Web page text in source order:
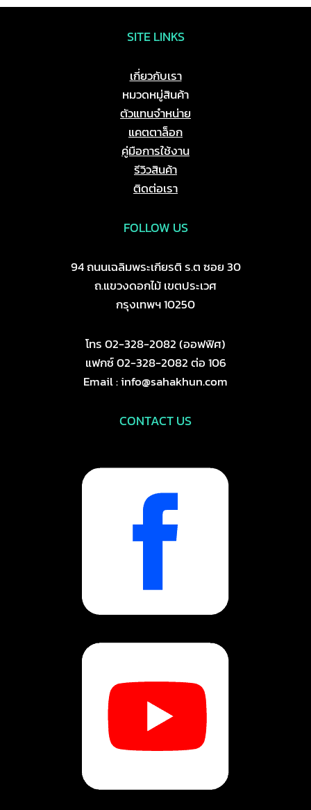
SITE LINKS
เกี่ยวกับเรา
หมวดหมู่สินค้า
ตัวแทนจำหน่าย
แคตตาล็อก
คู่มือการใช้งาน
รีวิวสินค้า
ติดต่อเรา
FOLLOW US
94 ถนนเฉลิมพระเกียรติ ร.ต ซอย 30
ถ.แขวงดอกไม้ เขตประเวศ
กรุงเทพฯ 10250
โทร 02-328-2082 (ออฟฟิศ)
แฟกซ์ 02-328-2082 ต่อ 106
Email : info@sahakhun.com
CONTACT US